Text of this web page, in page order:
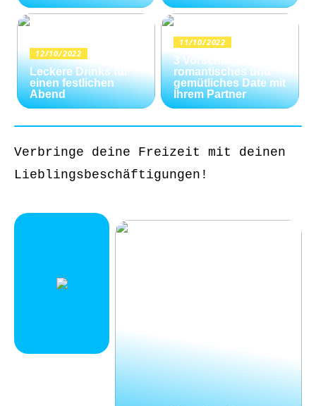
12/10/2022
Leckere Drinks für
einen festlichen
Abend
11/10/2022
3 Vorschläge für ein
romantisches und
gemütliches Date mit
Ihrem Partner
Verbringe deine Freizeit mit deinen
Lieblingsbeschäftigungen!